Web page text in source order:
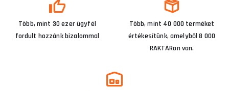
Több, mint 30 ezer ügyfél
fordult hozzánk bizalommal
Több, mint 40 000 terméket
értékesítünk, amelyből 8 000
RAKTÁRon van.